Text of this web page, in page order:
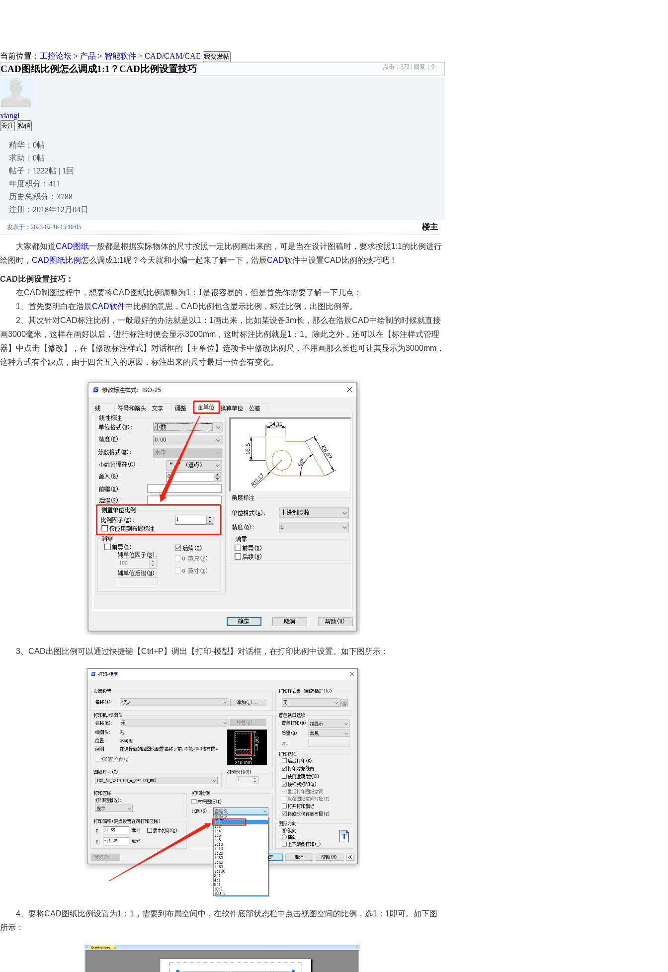
当前位置： 工控论坛 > 产品 > 智能软件 > CAD/CAM/CAE 我要发帖
CAD图纸比例怎么调成1:1？CAD比例设置技巧 点击： 372 | 回复： 0
xiangi
关注 私信
精华：0帖
求助：0帖
帖子：1222帖 | 1回
年度积分：411
历史总积分：3788
注册：2018年12月04日
发表于：2023-02-16 15:10:05 楼主
大家都知道CAD图纸一般都是根据实际物体的尺寸按照一定比例画出来的，可是当在设计图稿时，要求按照1:1的比例进行
绘图时， CAD图纸比例怎么调成1:1呢？今天就和小编一起来了解一下，浩辰CAD软件中设置CAD比例的技巧吧！
CAD比例设置技巧：
在CAD制图过程中，想要将CAD图纸比例调整为1：1是很容易的，但是首先你需要了解一下几点：
1、首先要明白在浩辰CAD软件中比例的意思，CAD比例包含显示比例，标注比例，出图比例等。
2、其次针对CAD标注比例，一般最好的办法就是以1：1画出来，比如某设备3m长，那么在浩辰CAD中绘制的时候就直接
画3000毫米，这样在画好以后，进行标注时便会显示3000mm，这时标注比例就是1：1。除此之外，还可以在【标注样式管理
器】中点击【修改】，在【修改标注样式】对话框的【主单位】选项卡中修改比例尺，不用画那么长也可让其显示为3000mm，
这种方式有个缺点，由于四舍五入的原因，标注出来的尺寸最后一位会有变化。
3、CAD出图比例可以通过快捷键【Ctrl+P】调出【打印-模型】对话框，在打印比例中设置。如下图所示：
4、要将CAD图纸比例设置为1：1，需要到布局空间中，在软件底部状态栏中点击视图空间的比例，选1：1即可。如下图
所示：